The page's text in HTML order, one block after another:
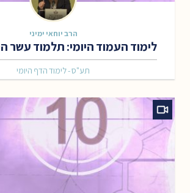
הרב יוחאי ימיני
לימוד העמוד היומי: תלמוד עשר
תע"ס - לימוד הדף היומי